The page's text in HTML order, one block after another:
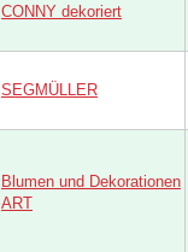
CONNY dekoriert
SEGMÜLLER
Blumen und Dekorationen
ART